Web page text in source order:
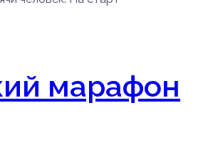
марафон